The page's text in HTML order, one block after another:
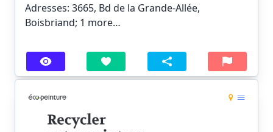
Adresses: 3665, Bd de la Grande-Allée,
Boisbriand; 1 more…